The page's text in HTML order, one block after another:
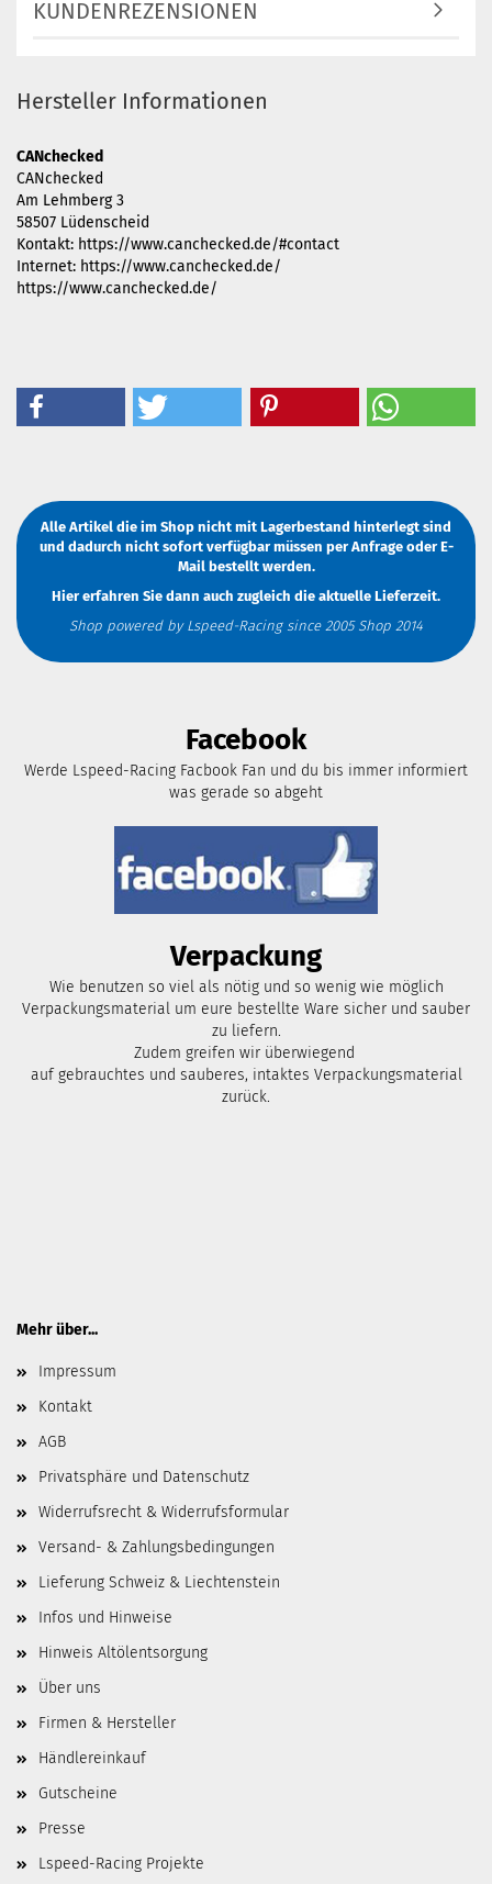
KUNDENREZENSIONEN
Hersteller Informationen
CANchecked
CANchecked
Am Lehmberg 3
58507 Lüdenscheid
Kontakt: https://www.canchecked.de/#contact
Internet: https://www.canchecked.de/
https://www.canchecked.de/
Alle Artikel die im Shop nicht mit Lagerbestand hinterlegt sind
und dadurch nicht sofort verfügbar müssen per AnfrageoderE-
Mailbestellt werden.
Hier erfahren Sie dann auch zugleich die aktuelle Lieferzeit.
Shop powered by Lspeed-Racing since 2005 Shop 2014
Facebook
Werde Lspeed-Racing Facbook Fan und du bis immer informiert
was gerade so abgeht
Verpackung
Wie benutzen so viel als nötig und so wenig wie möglich
Verpackungsmaterial um eure bestellte Ware sicher und sauber
zu liefern.
Zudem greifen wir überwiegend
auf gebrauchtes und sauberes, intaktes Verpackungsmaterial
zurück.
Mehr über...
Impressum
Kontakt
AGB
Privatsphäre und Datenschutz
Widerrufsrecht & Widerrufsformular
Versand- & Zahlungsbedingungen
Lieferung Schweiz & Liechtenstein
Infos und Hinweise
Hinweis Altölentsorgung
Über uns
Firmen & Hersteller
Händlereinkauf
Gutscheine
Presse
Lspeed-Racing Projekte